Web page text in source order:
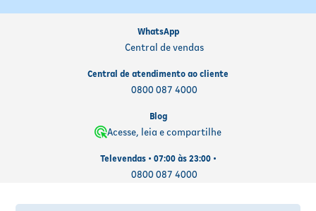
WhatsApp
Central de vendas
Central de atendimento ao cliente
0800 087 4000
Blog
Acesse, leia e compartilhe
Televendas • 07:00 às 23:00 •
0800 087 4000